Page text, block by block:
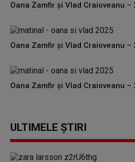
Oana Zamfir și Vlad Craioveanu –
Oana Zamfir și Vlad Craioveanu –
Oana Zamfir și Vlad Craioveanu –
ULTIMELE ȘTIRI